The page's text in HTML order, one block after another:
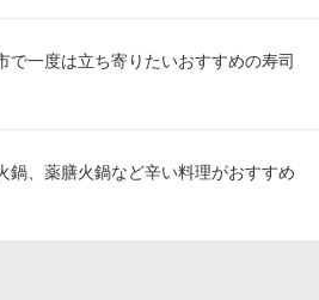
で一度は立ち寄りたいおすすめの寿司
鍋、薬膳火鍋など辛い料理がおすすめ